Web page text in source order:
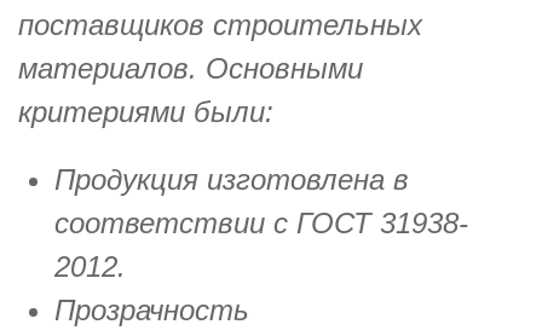
поставщиков строительных
материалов. Основными
критериями были:
Продукция изготовлена в
соответствии с ГОСТ 31938-
2012.
Прозрачность